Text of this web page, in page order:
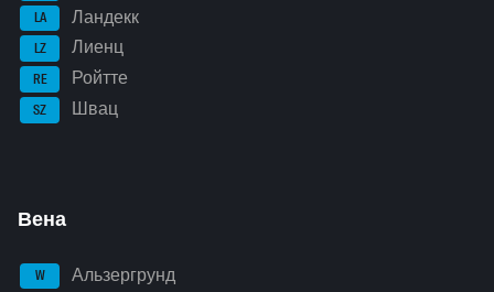
LA Ландекк
LZ Лиенц
RE Ройтте
SZ Швац
Вена
W Альзергрунд